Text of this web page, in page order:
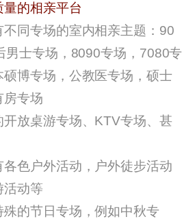
的相亲平台
同专场的室内相亲主题：90
男士专场，8090专场，7080专
博专场，公教医专场，硕士
房专场
放桌游专场、KTV专场、甚
色户外活动， 户外徒步活动
活动等
的节日专场，例如中秋专